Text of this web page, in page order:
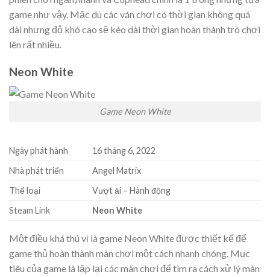
game như vậy. Mặc dù các ván chơi có thời gian không quá
dài nhưng độ khó cao sẽ kéo dài thời gian hoàn thành trò chơi
lên rất nhiều.
Neon White
Game Neon White
Ngày phát hành
16 tháng 6, 2022
Nhà phát triển
Angel Matrix
Thể loại
Vượt ải – Hành động
Steam Link
Neon White
Một điều khá thú vị là game Neon White được thiết kế để
game thủ hoàn thành màn chơi một cách nhanh chóng. Mục
tiêu của game là lặp lại các màn chơi để tìm ra cách xử lý màn